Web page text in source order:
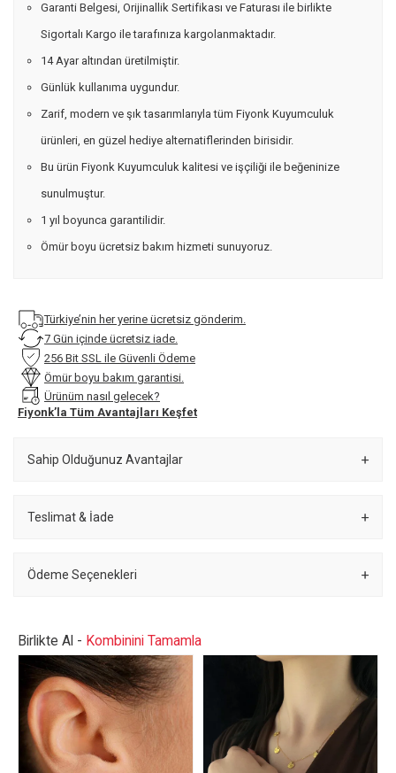
Garanti Belgesi, Orijinallik Sertifikası ve Faturası ile birlikte
Sigortalı Kargo ile tarafınıza kargolanmaktadır.
14 Ayar altından üretilmiştir.
Günlük kullanıma uygundur.
Zarif, modern ve şık tasarımlarıyla tüm Fiyonk Kuyumculuk
ürünleri, en güzel hediye alternatiflerinden birisidir.
Bu ürün Fiyonk Kuyumculuk kalitesi ve işçiliği ile beğeninize
sunulmuştur.
1 yıl boyunca garantilidir.
Ömür boyu ücretsiz bakım hizmeti sunuyoruz.
Türkiye’nin her yerine ücretsiz gönderim.
7 Gün içinde ücretsiz iade.
256 Bit SSL ile Güvenli Ödeme
Ömür boyu bakım garantisi.
Ürünüm nasıl gelecek?
Fiyonk’la Tüm Avantajları Keşfet
Sahip Olduğunuz Avantajlar
Teslimat & İade
Ödeme Seçenekleri
Birlikte Al - Kombinini Tamamla